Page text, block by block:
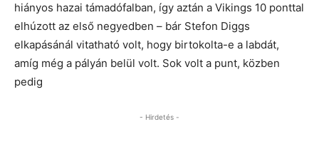
hiányos hazai támadófalban, így aztán a Vikings 10 ponttal
elhúzott az első negyedben – bár Stefon Diggs
elkapásánál vitatható volt, hogy birtokolta-e a labdát,
amíg még a pályán belül volt. Sok volt a punt, közben
pedig
- Hirdetés -